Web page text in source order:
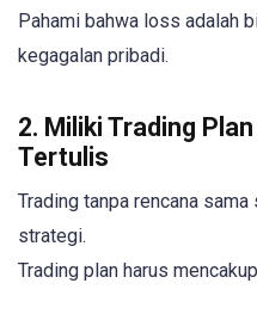
Pahami bahwa loss adalah
kegagalan pribadi.
2. Miliki Trading
Tertulis
Trading tanpa rencana
strategi.
Trading plan harus